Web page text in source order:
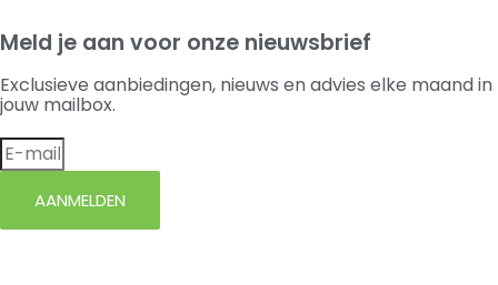
Meld je aan voor onze nieuwsbrief
Exclusieve aanbiedingen, nieuws en advies elke maand in
jouw mailbox.
AANMELDEN